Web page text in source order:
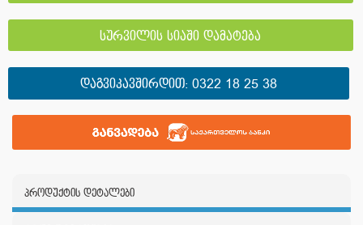
სურვილის სიაში დამატება
ᲓᲐᲒᲕᲘᲙᲐᲕᲨᲘᲠᲓᲘᲗ:0322 18 25 38
პროდუქტის დეტალები